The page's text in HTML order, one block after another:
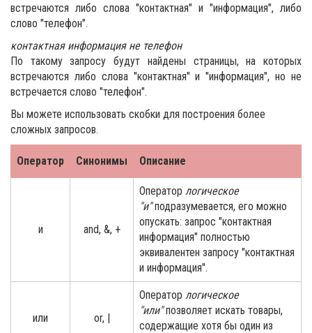
встречаются либо слова "контактная" и "информация", либо
слово "телефон".
контактная информация не телефон
По такому запросу будут найдены страницы, на которых
встречаются либо слова "контактная" и "информация", но не
встречается слово "телефон".
Вы можете использовать скобки для построения более
сложных запросов.
Оператор Синонимы Описание
и and, &, +
Оператор логическое
"и"подразумевается, его можно
опускать: запрос "контактная
информация" полностью
эквивалентен запросу "контактная
и информация".
или or, |
Оператор логическое
"или"позволяет искать товары,
содержащие хотя бы один из